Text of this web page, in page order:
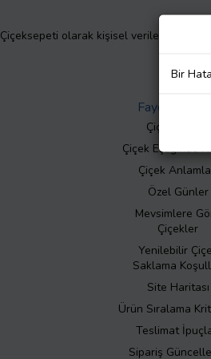
Çiçeksepeti olarak kişisel verilerinizin
Faydalı Bilgiler
Çiçek Bakımı
Çiçek Eşliğinde
Çiçek
Özel Günler
Mevsimlere
Çiçekler
Yenilebilir
Saklama
Site Haritası
Ürün Sıralama
Teslimat
Sipariş
Bir